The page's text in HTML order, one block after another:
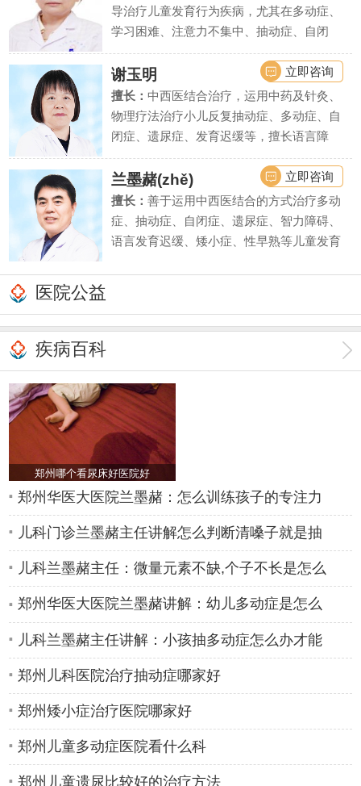
导治疗儿童发育行为疾病，尤其在多动症、
学习困难、注意力不集中、抽动症、自闭
症、语言发育迟缓、智力低下、精神发育迟
缓、遗尿症等疾病上疗效显著。
谢玉明
擅长： 中西医结合治疗，运用中药及针灸、
物理疗法治疗小儿反复抽动症、多动症、自
闭症、遗尿症、发育迟缓等，擅长语言障
碍、学习困难、智力低下等疾病的诊断评估
和干预治疗。
立即咨询
兰墨赭(zhě)
擅长： 善于运用中西医结合的方式治疗多动
症、抽动症、自闭症、遗尿症、智力障碍、
语言发育迟缓、矮小症、性早熟等儿童发育
立即咨询
医院公益
疾病百科
郑州哪个看尿床好医院好
郑州华医大医院兰墨赭：怎么训练孩子的专注力
儿科门诊兰墨赭主任讲解怎么判断清嗓子就是抽
儿科兰墨赭主任：微量元素不缺,个子不长是怎么
郑州华医大医院兰墨赭讲解：幼儿多动症是怎么
儿科兰墨赭主任讲解：小孩抽多动症怎么办才能
郑州儿科医院治疗抽动症哪家好
郑州矮小症治疗医院哪家好
郑州儿童多动症医院看什么科
郑州儿童遗尿比较好的治疗方法